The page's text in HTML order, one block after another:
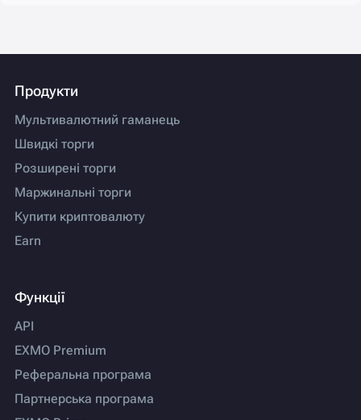
Продукти
Мультивалютний гаманець
Швидкі торги
Розширені торги
Маржинальні торги
Купити криптовалюту
Earn
Функції
API
EXMO Premium
Реферальна програма
Партнерська програма